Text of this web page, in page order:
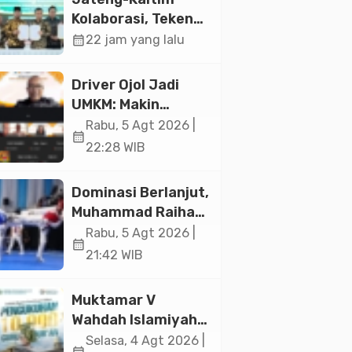
Jakarta
Kolaborasi, Teken
19 Kerja Sama
20,2 Triliun
calendar_month22 jam yang lalu
Driver Ojol Jadi
UMKM: Makin
Sejahtera atau
Merana? Ini
Paramadina
calendar_month
Rabu, 5 Agt 2026 |
22:28 WIB
Dominasi Berlanjut,
Muhammad Raihan
Fadila Sabet Emas
Kyorugi di Asian
Indonesia Open
2026
calendar_month
Rabu, 5 Agt 2026 |
21:42 WIB
Muktamar V
Wahdah Islamiyah
Akan Kukuhkan
Selasa, 4 Agt 2026 |